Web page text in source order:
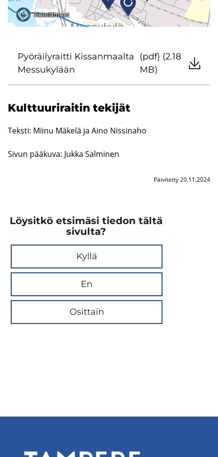
Pyö­räi­ly­rait­ti Kis­san­maal­ta
Mes­su­ky­lään
(pdf) (2.18
MB)
Kult­tuu­ri­rai­tin te­ki­jät
Teks­ti: Miinu Mä­ke­lä ja Aino Nis­si­na­ho
Sivun pää­ku­va: Jukka Sal­mi­nen
Päivitetty 20.11.2024
Löysitkö etsimäsi tiedon tältä
sivulta?
Kyllä
En
Osittain